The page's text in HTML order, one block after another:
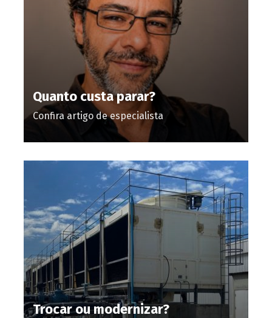
Quanto custa parar?
Confira artigo de especialista
Trocar ou modernizar?